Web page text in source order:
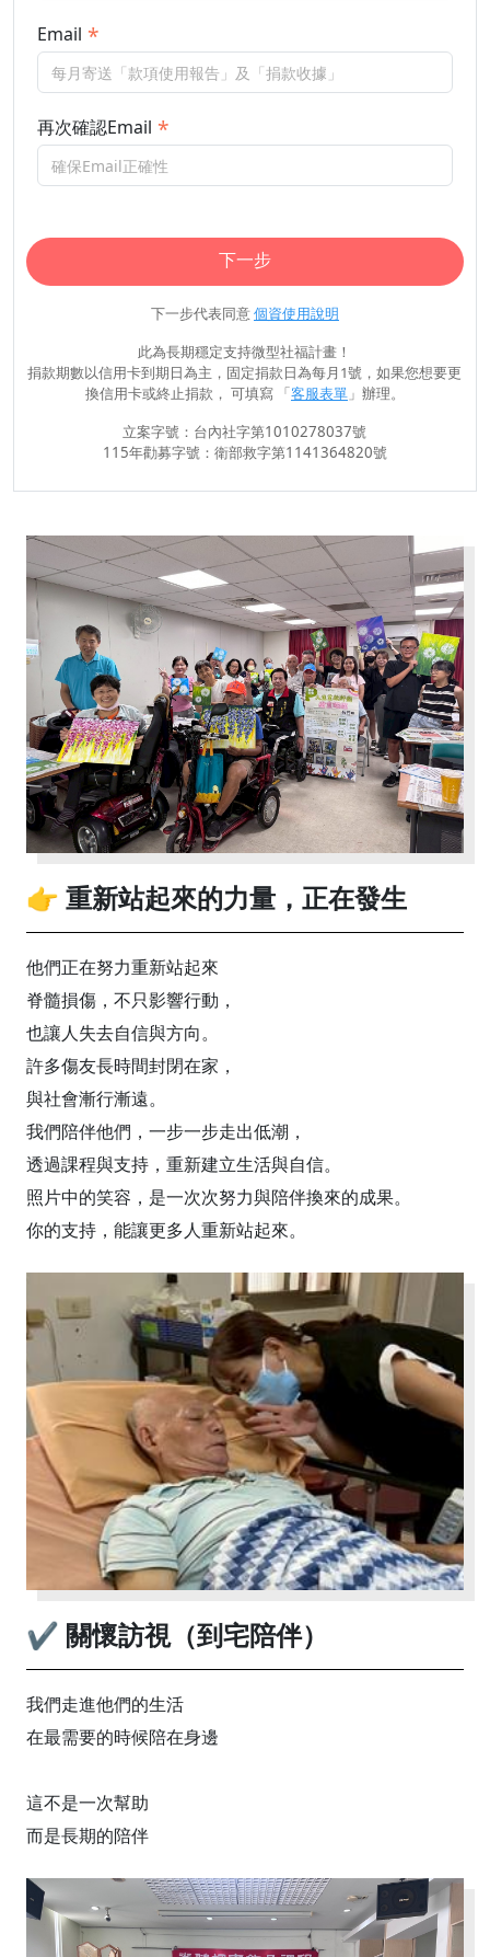
Email
再次確認Email
下一步
下一步代表同意個資使用說明
此為長期穩定支持微型社福計畫！
捐款期數以信用卡到期日為主，固定捐款日為每月1號，如果您想要更
換信用卡或終止捐款， 可填寫 「客服表單」辦理。
立案字號：台內社字第1010278037號
115年勸募字號：衛部救字第1141364820號
👉 重新站起來的力量，正在發生
他們正在努力重新站起來
脊髓損傷，不只影響行動，
也讓人失去自信與方向。
許多傷友長時間封閉在家，
與社會漸行漸遠。
我們陪伴他們，一步一步走出低潮，
透過課程與支持，重新建立生活與自信。
照片中的笑容，是一次次努力與陪伴換來的成果。
你的支持，能讓更多人重新站起來。
✔ 關懷訪視（到宅陪伴）
我們走進他們的生活
在最需要的時候陪在身邊
這不是一次幫助
而是長期的陪伴